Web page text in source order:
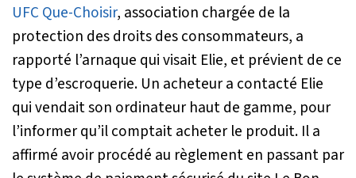
UFC Que-Choisir, association chargée de la
protection des droits des consommateurs, a
rapporté l’arnaque qui visait Elie, et prévient de ce
type d’escroquerie. Un acheteur a contacté Elie
qui vendait son ordinateur haut de gamme, pour
l’informer qu’il comptait acheter le produit. Il a
affirmé avoir procédé au règlement en passant par